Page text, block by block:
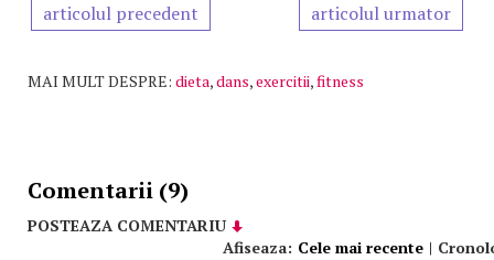
articolul precedent articolul urmator
MAI MULT DESPRE: dieta,dans,exercitii,fitness
Comentarii (9)
POSTEAZA COMENTARIU
Afiseaza: Cele mai recente |